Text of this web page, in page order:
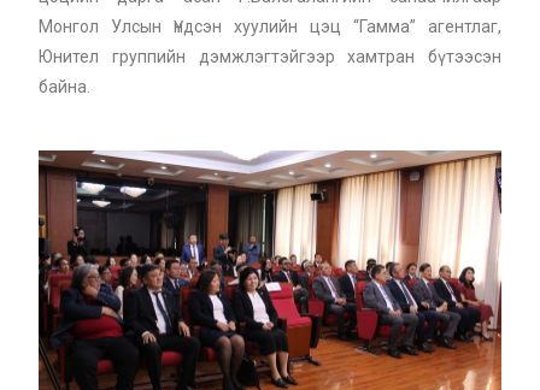
Монгол Улсын Үндсэн хуулийн цэц “Гамма” агентлаг,
Юнител группийн дэмжлэгтэйгээр хамтран бүтээсэн
байна.